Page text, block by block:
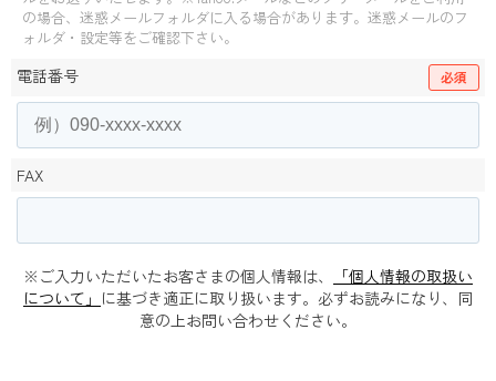
の場合、迷惑メールフォルダに入る場合があります。 迷惑メールのフ
ォルダ・設定等をご確認下さい。
電話番号 必須
FAX
※ご入力いただいたお客さまの個人情報は、
「個人情報の取扱い
について」 に基づき適正に取り扱います。必ずお読みになり、同
意の上お問い合わせください。